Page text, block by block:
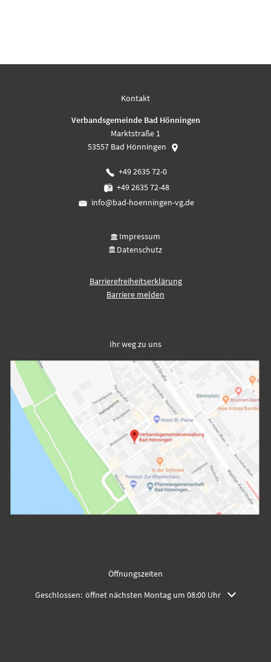
Kontakt
Verbandsgemeinde Bad Hönningen
Marktstraße 1
53557 Bad Hönningen
+49 2635 72-0
+49 2635 72-48
info@bad-hoenningen-vg.de
Impressum
Datenschutz
Barrierefreiheitserklärung
Barriere melden
Ihr weg zu uns
Öffnungszeiten
Klicken, um weitere Öffnungs- oder Schließzeiten auszublenden
Geschlossen: öffnet nächsten Montag um 08:00 Uhr